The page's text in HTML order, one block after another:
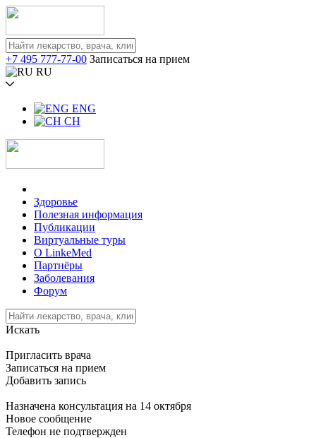
+7 495 777-77-00 Записаться на прием
RU
ENG
CH
Здоровье
Полезная информация
Публикации
Виртуальные туры
О LinkeMed
Партнёры
Заболевания
Форум
Искать
Пригласить врача
Записаться на прием
Добавить запись
Назначена консультация на 14 октября
Новое сообщение
Телефон не подтвержден